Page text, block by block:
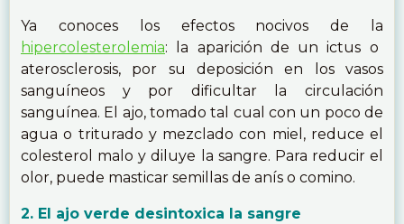
Ya conoces los efectos nocivos de la
hipercolesterolemia: la aparición de un ictus o
aterosclerosis, por su deposición en los vasos
sanguíneos y por dificultar la circulación
sanguínea. El ajo, tomado tal cual con un poco de
agua o triturado y mezclado con miel, reduce el
colesterol malo y diluye la sangre. Para reducir el
olor, puede masticar semillas de anís o comino.
2. El ajo verde desintoxica la sangre